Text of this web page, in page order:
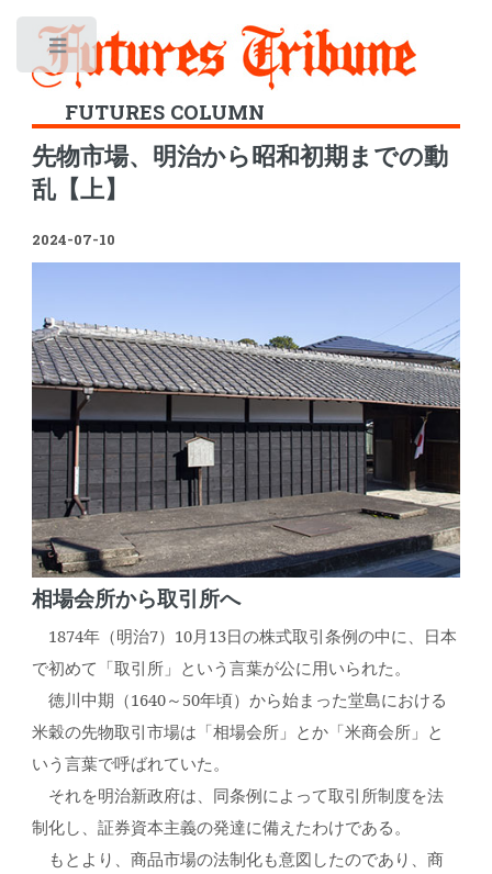
FUTURES COLUMN
先物市場、明治から昭和初期までの動
乱【上】
2024-07-10
相場会所から取引所へ
1874年（明治7）10月13日の株式取引条例の中に、日本
で初めて「取引所」という言葉が公に用いられた。
徳川中期（1640～50年頃）から始まった堂島における
米穀の先物取引市場は「相場会所」とか「米商会所」と
いう言葉で呼ばれていた。
それを明治新政府は、同条例によって取引所制度を法
制化し、証券資本主義の発達に備えたわけである。
もとより、商品市場の法制化も意図したのであり、商
Toggle